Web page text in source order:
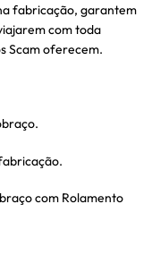
fabricação, garantem
com toda
Scam oferecem.
com Rolamento